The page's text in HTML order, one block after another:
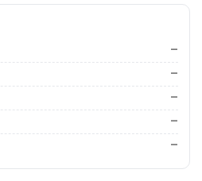
—
—
—
—
—